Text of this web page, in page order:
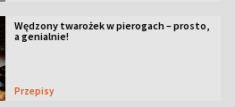
Wędzony twarożek w pierogach – prosto,
a genialnie!
Przepisy